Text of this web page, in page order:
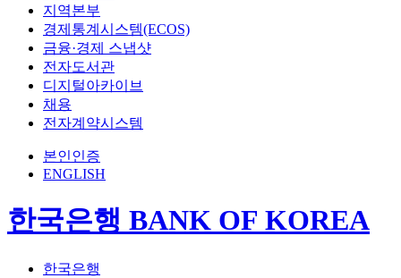
지역본부
경제통계시스템(ECOS)
금융·경제 스냅샷
전자도서관
디지털아카이브
채용
전자계약시스템
본인인증
ENGLISH
한국은행 BANK OF KOREA
한국은행